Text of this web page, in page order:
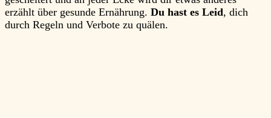
erzählt über gesunde Ernährung. Du hast es Leid, dich
durch Regeln und Verbote zu quälen.